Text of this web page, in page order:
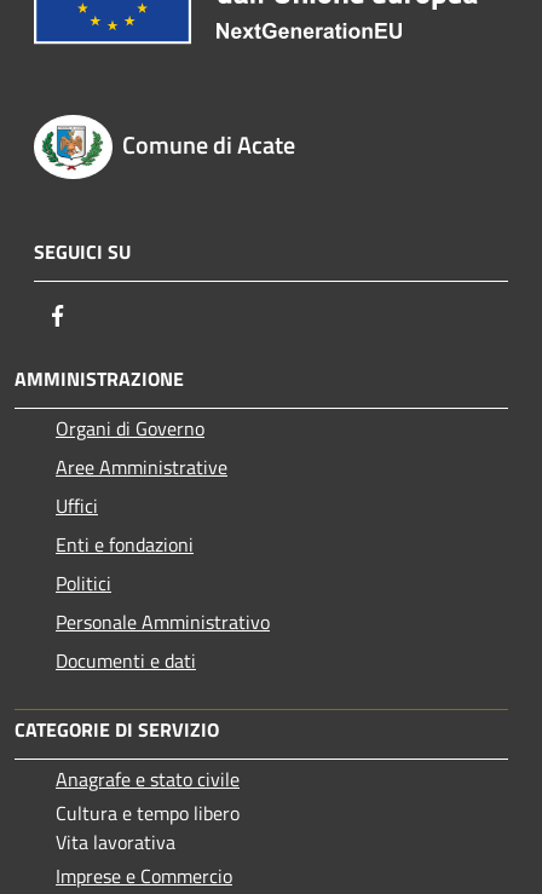
Comune di Acate
SEGUICI SU
AMMINISTRAZIONE
Organi di Governo
Aree Amministrative
Uffici
Enti e fondazioni
Politici
Personale Amministrativo
Documenti e dati
CATEGORIE DI SERVIZIO
Anagrafe e stato civile
Cultura e tempo libero
Vita lavorativa
Imprese e Commercio